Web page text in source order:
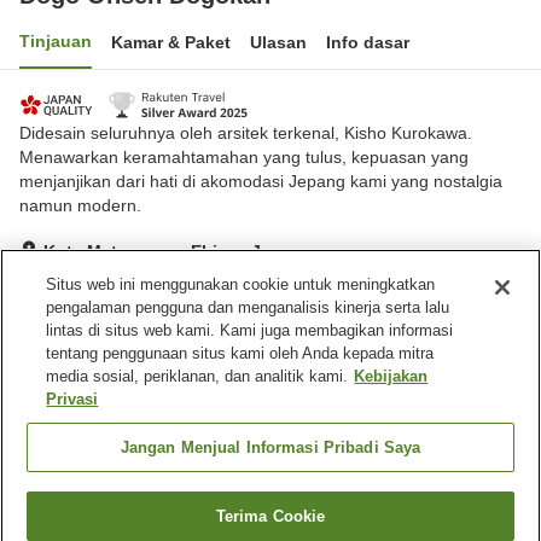
Tinjauan Kamar & Paket Ulasan Info dasar
Didesain seluruhnya oleh arsitek terkenal, Kisho Kurokawa.
Menawarkan keramahtamahan yang tulus, kepuasan yang
menjanjikan dari hati di akomodasi Jepang kami yang nostalgia
namun modern.
Kota Matsuyama, Ehime, Jepang
Lihat di peta
Luar biasa Ulasan:359
Fasilitas properti
Tempat parkir
Sauna
Spa / Salon kecantikan
Makan pribadi
Cari kamar
Situs web ini menggunakan cookie untuk meningkatkan
pengalaman pengguna dan menganalisis kinerja serta lalu
lintas di situs web kami. Kami juga membagikan informasi
tentang penggunaan situs kami oleh Anda kepada mitra
media sosial, periklanan, dan analitik kami. Kebijakan
Privasi
Jangan Menjual Informasi Pribadi Saya
Terima Cookie